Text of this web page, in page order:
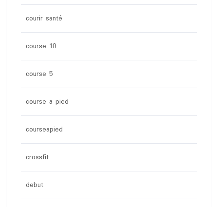
courir santé
course 10
course 5
course a pied
courseapied
crossfit
debut